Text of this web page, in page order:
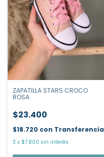
ZAPATILLA STARS CROCO
ROSA
$23.400
$18.720 con Transferencia
3 x $7.800 sin interés